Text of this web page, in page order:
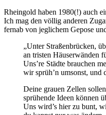
Rheingold haben 1980(!) auch
Ich mag den völlig anderen
fernab von jeglichem Gepose
„Unter Straßenbrücken,
an tristen Häuserwänden
Uns’re Städte brauchen
wir sprüh’n umsonst, und
Deine grauen Zellen
sprühende Ideen können
Uns wird’s hier zu bunt,